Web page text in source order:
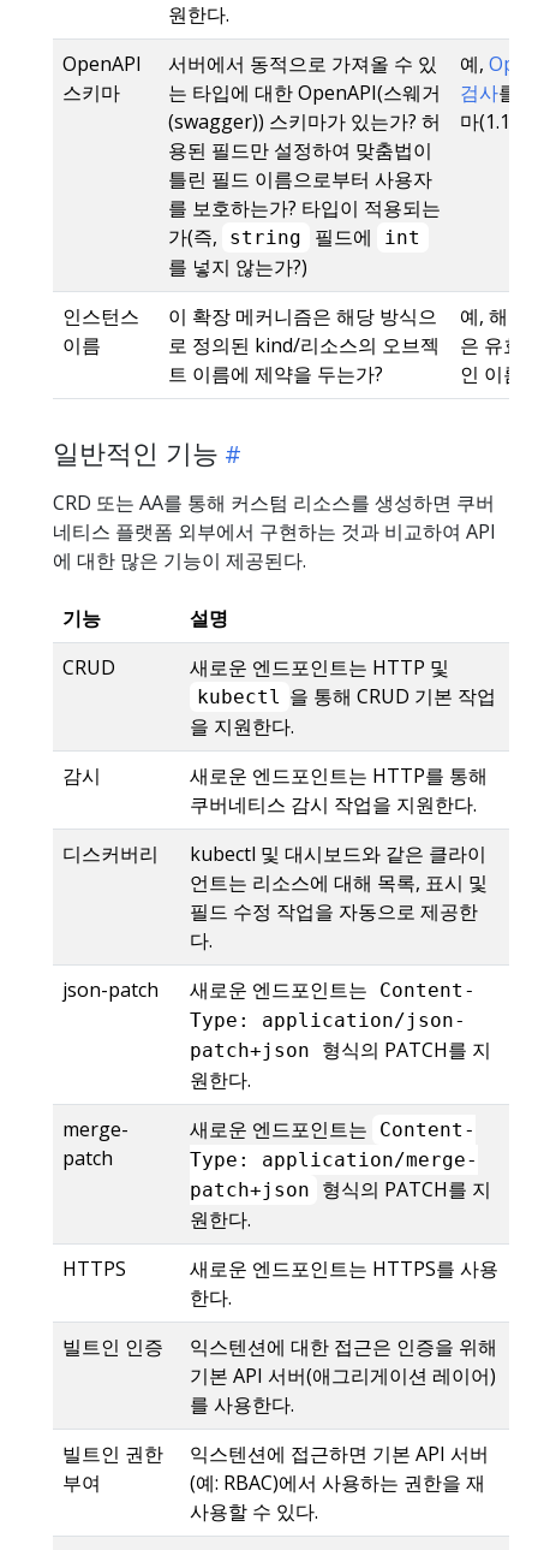
원한다.
OpenAPI
스키마
서버에서 동적으로 가져올 수 있
는 타입에 대한 OpenAPI(스웨거
(swagger)) 스키마가 있는가? 허
용된 필드만 설정하여 맞춤법이
틀린 필드 이름으로부터 사용자
를 보호하는가? 타입이 적용되는
가(즉,
string 필드에 int
를 넣지 않는가?)
예,
검사를
마(1.16
인스턴스
이름
이 확장 메커니즘은 해당 방식으
로 정의된 kind/리소스의 오브젝
트 이름에 제약을 두는가?
예, 해당
은 유효
인 이름
일반적인 기능
CRD 또는 AA를 통해 커스텀 리소스를 생성하면 쿠버
네티스 플랫폼 외부에서 구현하는 것과 비교하여 API
에 대한 많은 기능이 제공된다.
기능
설명
CRUD
새로운 엔드포인트는 HTTP 및
kubectl 을 통해 CRUD 기본 작업
을 지원한다.
감시
새로운 엔드포인트는 HTTP를 통해
쿠버네티스 감시 작업을 지원한다.
디스커버리
kubectl 및 대시보드와 같은 클라이
언트는 리소스에 대해 목록, 표시 및
필드 수정 작업을 자동으로 제공한
다.
json-patch
새로운 엔드포인트는
Content-
Type: application/json-
patch+json
형식의 PATCH를 지
원한다.
merge-
patch
새로운 엔드포인트는
Content-
Type: application/merge-
patch+json
형식의 PATCH를 지
원한다.
HTTPS
새로운 엔드포인트는 HTTPS를 사용
한다.
빌트인 인증
익스텐션에 대한 접근은 인증을 위해
기본 API 서버(애그리게이션 레이어)
를 사용한다.
빌트인 권한
부여
익스텐션에 접근하면 기본 API 서버
(예: RBAC)에서 사용하는 권한을 재
사용할 수 있다.